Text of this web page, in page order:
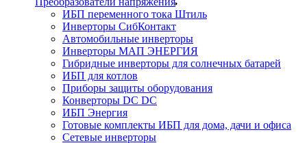
ИБП переменного тока Штиль
Инверторы СибКонтакт
Автомобильные инверторы
Инверторы МАП ЭНЕРГИЯ
Гибридные инверторы для солнечных батарей
ИБП для котлов
Приборы защиты оборудования
Конверторы DC DC
ИБП Энергия
Готовые комплекты ИБП для дома, дачи и офиса
Сетевые инверторы